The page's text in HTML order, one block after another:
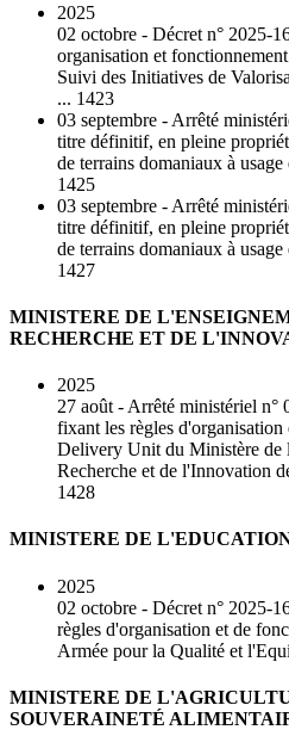
2025
02 octobre - Décret n° 2025-
organisation et
Suivi des Initiatives de
... 1423
03 septembre - Arrêté
titre définitif, en pleine
de terrains domaniaux à
1425
03 septembre - Arrêté
titre définitif, en pleine
de terrains domaniaux à
1427
MINISTERE DE
RECHERCHE ET DE
2025
27 août - Arrêté ministériel n°
fixant les règles
Delivery Unit du Ministère de
Recherche et de l'Innovation
1428
MINISTERE DE
2025
02 octobre - Décret n° 2025-
règles d'organisation et de
Armée pour la Qualité et
MINISTERE DE
SOUVERAINETÉ